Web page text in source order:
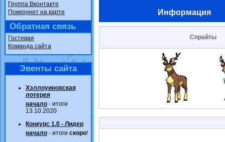
Группа Вконтакте
Покерунет на карте
Обратная связь
Гостевая
Команда сайта
Эвенты сайта
Хэллоуиновская
лотерея
начало - итоги
13.10.2020
Конкурс 1.0 - Лидер
начало - итоги скоро!
Информация
Спрайты